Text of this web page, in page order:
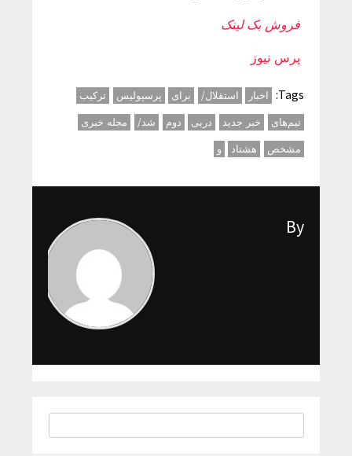
فروش بک لینک
پرس نیوز
Tags: اخبار استقلال/ برای پرسپولیس
ترکیب
تیم‌های
خبر جدید دربی دوم شد/
مجله خبری
مشخص
هشتاد و
By